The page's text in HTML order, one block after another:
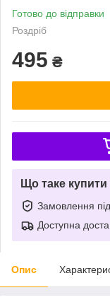
Готово до відправки
Роздріб
495 ₴
Що таке
Замовлення
Доступна
Опис